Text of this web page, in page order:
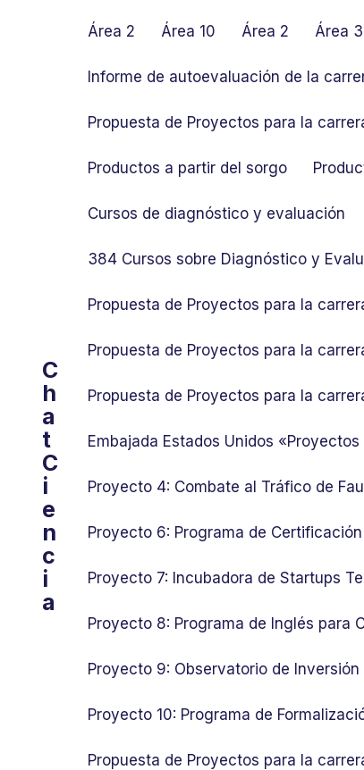
C
h
a
t
C
i
e
n
c
i
a
Área 2 Área 10 Área 2 Área 3
Informe de autoevaluación de la
Propuesta de Proyectos para la
Productos a partir del sorgo
Cursos de diagnóstico y evaluación
384 Cursos sobre Diagnóstico y
Propuesta de Proyectos para la
Propuesta de Proyectos para la
Propuesta de Proyectos para la
Embajada Estados Unidos
Proyecto 4: Combate al Tráfico de
Proyecto 6: Programa de
Proyecto 7: Incubadora de Startups
Proyecto 8: Programa de Inglés para
Proyecto 9: Observatorio de
Proyecto 10: Programa de
Propuesta de Proyectos para la